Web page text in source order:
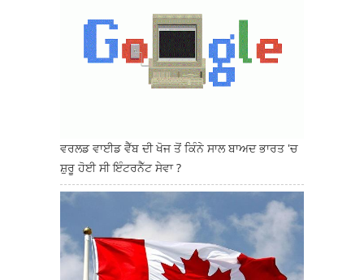
ਵਰਲਡ ਵਾਈਡ ਵੈੱਬ ਦੀ ਖੋਜ ਤੋਂ ਕਿੰਨੇ ਸਾਲ ਬਾਅਦ ਭਾਰਤ 'ਚ
ਸ਼ੁਰੂ ਹੋਈ ਸੀ ਇੰਟਰਨੈੱਟ ਸੇਵਾ ?